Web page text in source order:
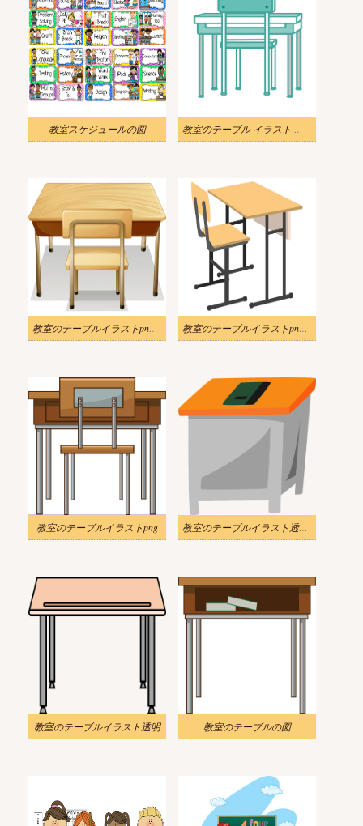
教室スケジュールの図 教室のテーブル イラスト 無料
教室のテーブルイラストpng無料 教室のテーブルイラストpng画像
教室のテーブルイラストpng 教室のテーブルイラスト透明背景
教室のテーブルイラスト透明 教室のテーブルの図